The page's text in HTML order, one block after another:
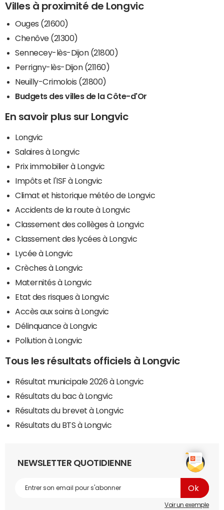
Villes à proximité de Longvic
Ouges (21600)
Chenôve (21300)
Sennecey-lès-Dijon (21800)
Perrigny-lès-Dijon (21160)
Neuilly-Crimolois (21800)
Budgets des villes de la Côte-d'Or
En savoir plus sur Longvic
Longvic
Salaires à Longvic
Prix immobilier à Longvic
Impôts et l'ISF à Longvic
Climat et historique météo de Longvic
Accidents de la route à Longvic
Classement des collèges à Longvic
Classement des lycées à Longvic
Lycée à Longvic
Crèches à Longvic
Maternités à Longvic
Etat des risques à Longvic
Accès aux soins à Longvic
Délinquance à Longvic
Pollution à Longvic
Tous les résultats officiels à Longvic
Résultat municipale 2026 à Longvic
Résultats du bac à Longvic
Résultats du brevet à Longvic
Résultats du BTS à Longvic
NEWSLETTER QUOTIDIENNE
Voir un exemple